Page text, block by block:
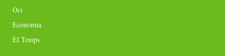
Oci
Economia
El Temps